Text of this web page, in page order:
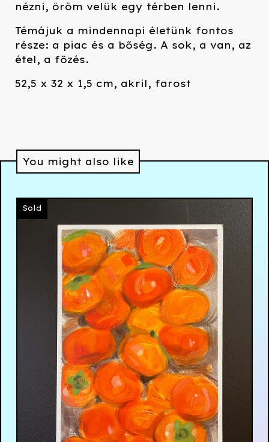
nézni, öröm velük egy térben lenni.
Témájuk a mindennapi életünk fontos
része: a piac és a bőség. A sok, a van, az
étel, a főzés.
52,5 x 32 x 1,5 cm, akril, farost
You might also like
Sold